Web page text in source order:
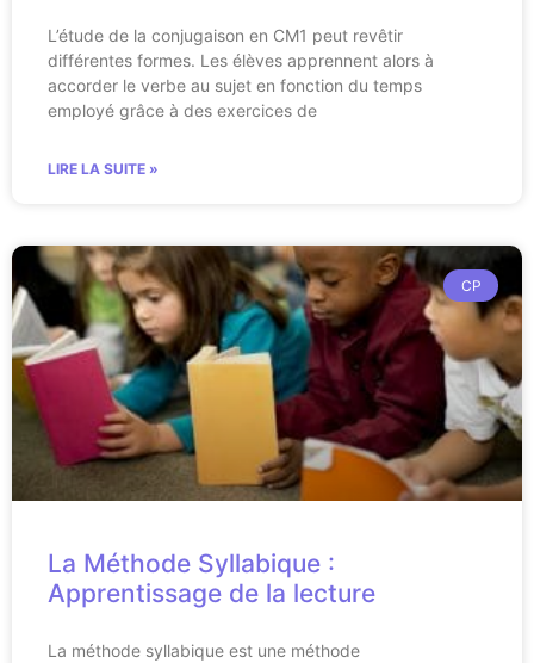
L’étude de la conjugaison en CM1 peut revêtir
différentes formes. Les élèves apprennent alors à
accorder le verbe au sujet en fonction du temps
employé grâce à des exercices de
LIRE LA SUITE »
CP
La Méthode Syllabique :
Apprentissage de la lecture
La méthode syllabique est une méthode